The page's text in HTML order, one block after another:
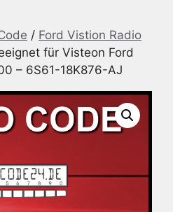
/ Ford Vistion Radio
für Visteon Ford
– 6S61-18K876-AJ